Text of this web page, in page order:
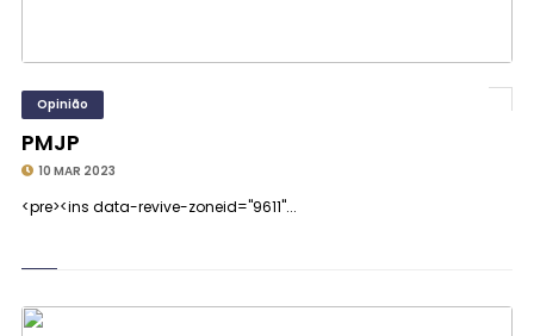
Opinião
PMJP
10 MAR 2023
<pre><ins data-revive-zoneid="9611"...